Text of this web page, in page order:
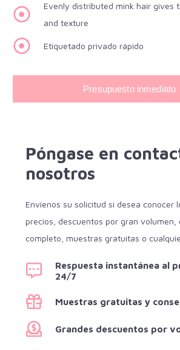
Evenly distributed mink hair gives
and texture
Etiquetado privado rápido
Presupuesto inmediato
Póngase en
nosotros
Envíenos su solicitud si desea conocer
precios, descuentos por gran volumen,
completo, muestras gratuitas o
Respuesta instantánea al
24/7
Muestras gratuitas y
Grandes descuentos por